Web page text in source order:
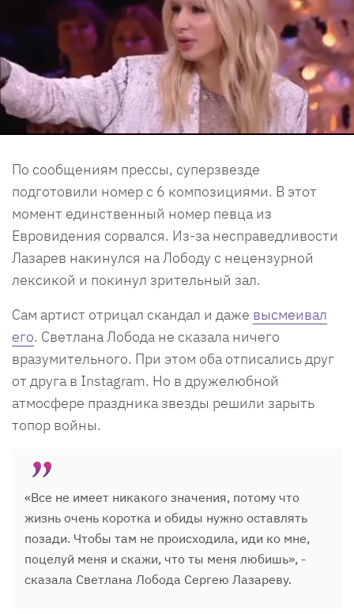
По сообщениям прессы, суперзвезде
подготовили номер с 6 композициями. В этот
момент единственный номер певца из
Евровидения сорвался. Из-за несправедливости
Лазарев накинулся на Лободу с нецензурной
лексикой и покинул зрительный зал.
Сам артист отрицал скандал и даже высмеивал
его. Светлана Лобода не сказала ничего
вразумительного. При этом оба отписались друг
от друга в Instagram. Но в дружелюбной
атмосфере праздника звезды решили зарыть
топор войны.
«Все не имеет никакого значения, потому что
жизнь очень коротка и обиды нужно оставлять
позади. Чтобы там не происходила, иди ко мне,
поцелуй меня и скажи, что ты меня любишь», -
сказала Светлана Лобода Сергею Лазареву.